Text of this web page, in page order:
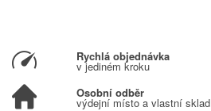
Rychlá objednávka
v jediném kroku
Osobní odběr
výdejní místo a vlastní sklad